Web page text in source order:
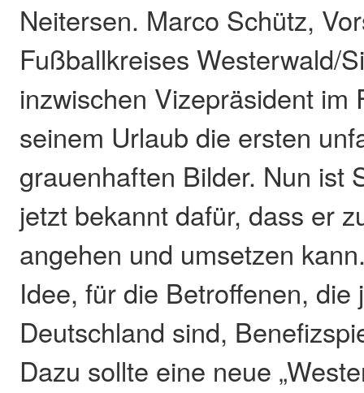
Neitersen. Marco Schütz,
Fußballkreises Westerwald/
inzwischen Vizepräsident im
seinem Urlaub die ersten
grauenhaften Bilder. Nun ist
jetzt bekannt dafür, dass er
angehen und umsetzen
Idee, für die Betroffenen, die
Deutschland sind,
Dazu sollte eine neue